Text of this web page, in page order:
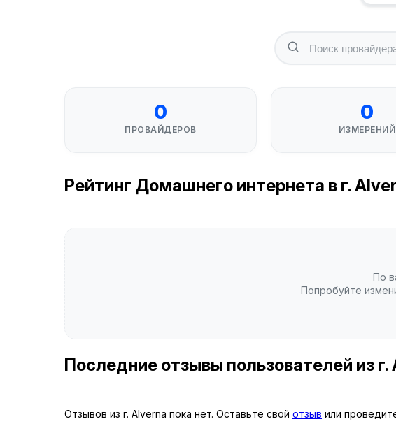
0
ПРОВАЙДЕРОВ
0
ИЗМЕРЕНИЙ
Рейтинг Домашнего интернета в г.
По
Попробуйте
Последние отзывы пользователей из
Отзывов из г. Alverna пока нет. Оставьте свой отзыв или